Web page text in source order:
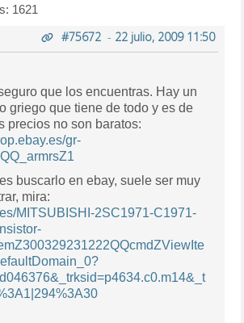
1621
#75672- 22 julio, 2009 11:50
que los encuentras. Hay un
griego que tiene de todo y es de
precios no son baratos:
gr-
buscarlo en ebay, suele ser muy
mira:
MITSUBISHI-2SC1971-C1971-